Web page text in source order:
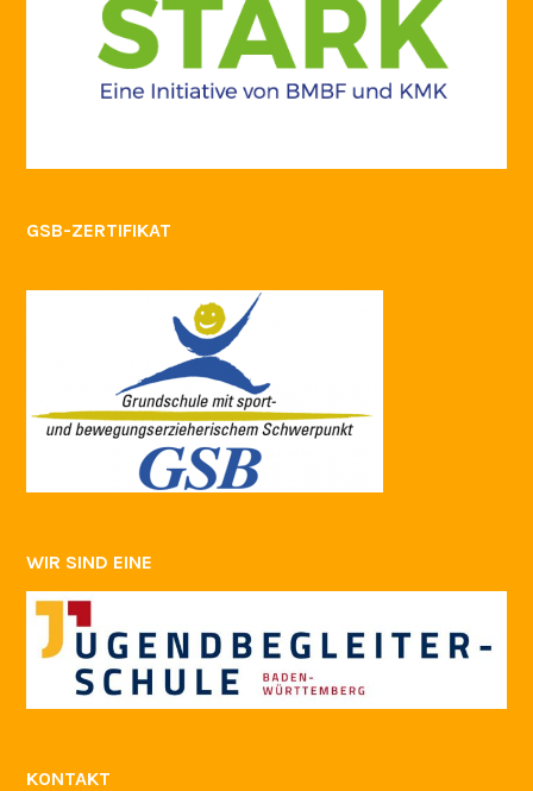
GSB-ZERTIFIKAT
WIR SIND EINE
KONTAKT